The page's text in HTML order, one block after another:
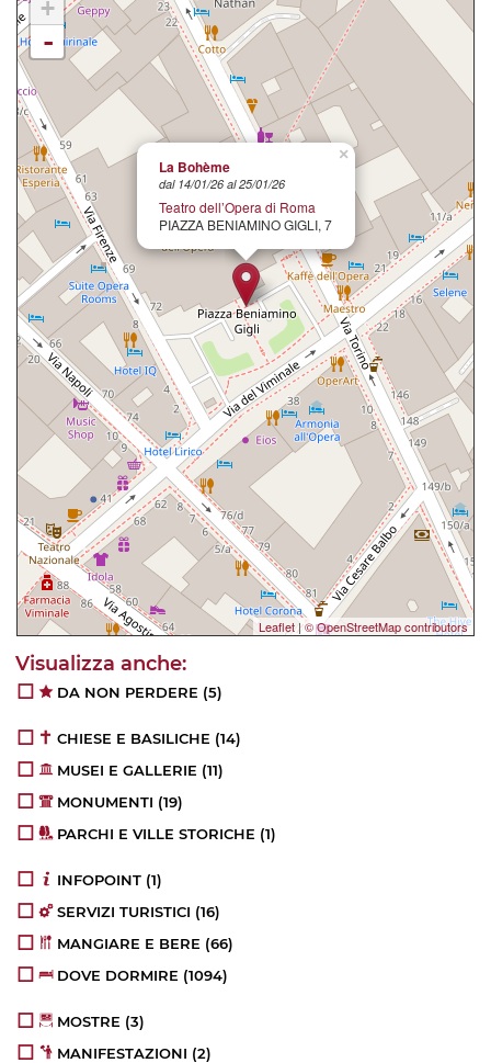
×
La Bohème
dal 14/01/26 al 25/01/26
Teatro dell’Opera di Roma
PIAZZA BENIAMINO GIGLI, 7
+
-
Leaflet|© OpenStreetMap contributors
DA NON PERDERE (5)
CHIESE E BASILICHE (14)
MUSEI E GALLERIE (11)
MONUMENTI (19)
PARCHI E VILLE STORICHE (1)
INFOPOINT (1)
SERVIZI TURISTICI (16)
MANGIARE E BERE (66)
DOVE DORMIRE (1094)
MOSTRE (3)
MANIFESTAZIONI (2)